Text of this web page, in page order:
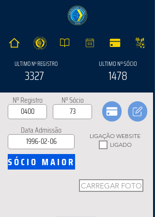
ULTIMO Nº REGISTRO
3327
ULTIMO Nº SÓCIO
1478
Nº Registro Nº Sócio
Data Admissão
LIGAÇÃO WEBSITE
LIGADO
SÓCIO MAIOR
CARREGAR FOTO